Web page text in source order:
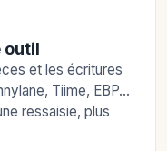
outil
et les écritures
Tiime, EBP…
ressaisie, plus